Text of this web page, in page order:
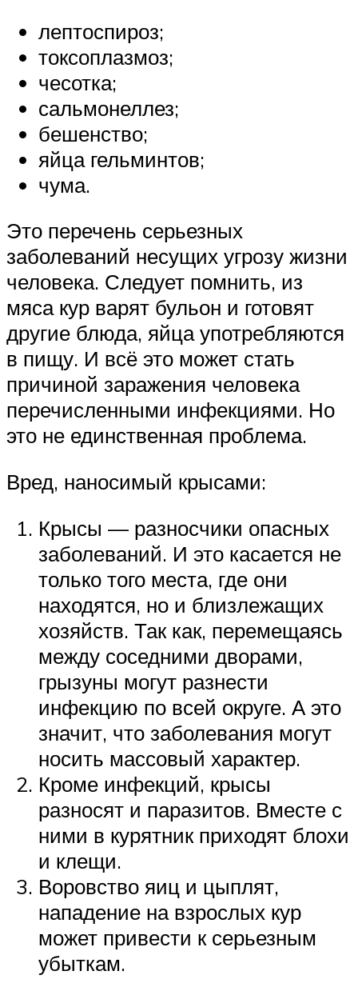
лептоспироз;
токсоплазмоз;
чесотка;
сальмонеллез;
бешенство;
яйца гельминтов;
чума.
Это перечень серьезных
заболеваний несущих угрозу жизни
человека. Следует помнить, из
мяса кур варят бульон и готовят
другие блюда, яйца употребляются
в пищу. И всё это может стать
причиной заражения человека
перечисленными инфекциями. Но
это не единственная проблема.
Вред, наносимый крысами:
Крысы — разносчики опасных
заболеваний. И это касается не
только того места, где они
находятся, но и близлежащих
хозяйств. Так как, перемещаясь
между соседними дворами,
грызуны могут разнести
инфекцию по всей округе. А это
значит, что заболевания могут
носить массовый характер.
Кроме инфекций, крысы
разносят и паразитов. Вместе с
ними в курятник приходят блохи
и клещи.
Воровство яиц и цыплят,
нападение на взрослых кур
может привести к серьезным
убыткам.